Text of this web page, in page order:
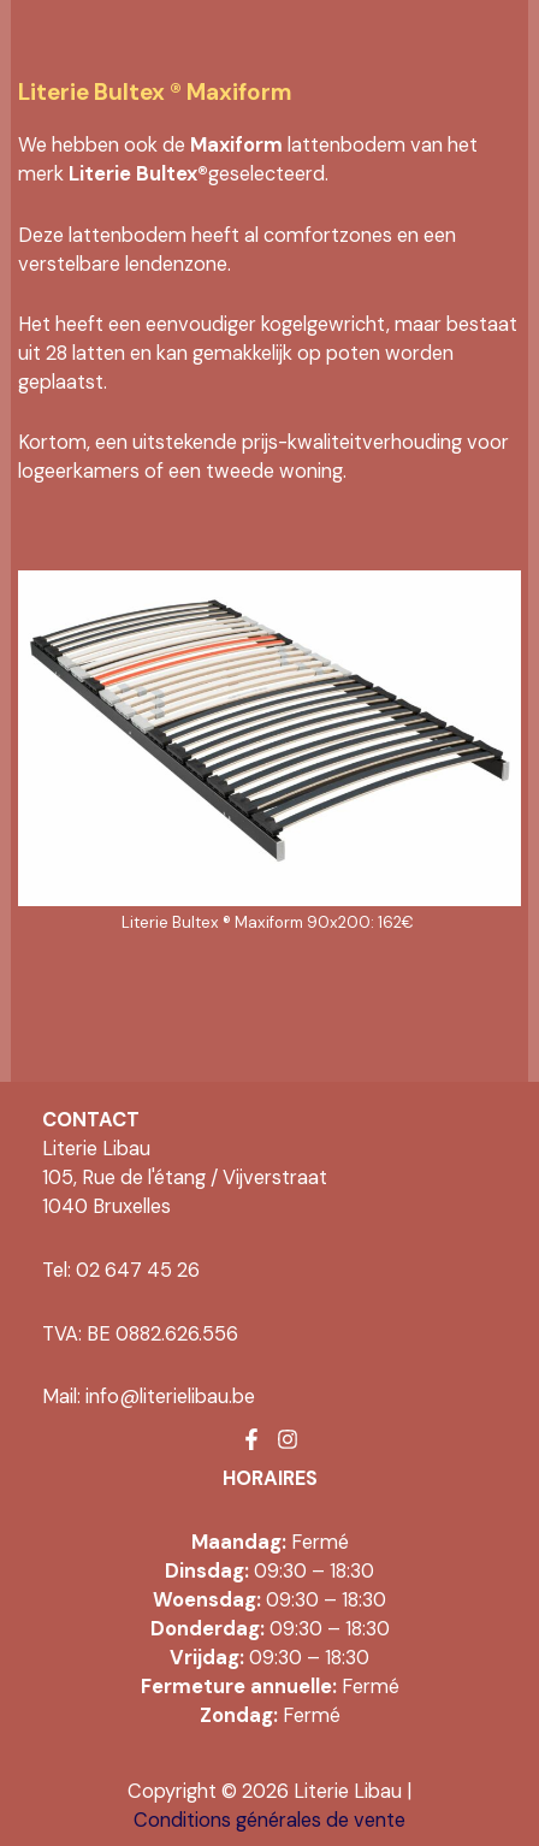
Literie Bultex ® Maxiform
We hebben ook de Maxiform lattenbodem van het
merk Literie Bultex®geselecteerd.
Deze lattenbodem heeft al comfortzones en een
verstelbare lendenzone.
Het heeft een eenvoudiger kogelgewricht, maar bestaat
uit 28 latten en kan gemakkelijk op poten worden
geplaatst.
Kortom, een uitstekende prijs-kwaliteitverhouding voor
logeerkamers of een tweede woning.
Literie Bultex ® Maxiform 90x200: 162€
CONTACT
Literie Libau
105, Rue de l'étang / Vijverstraat
1040 Bruxelles
Tel: 02 647 45 26
TVA: BE 0882.626.556
Mail: info@literielibau.be
HORAIRES
Maandag: Fermé
Dinsdag:09:30 – 18:30
Woensdag:09:30 – 18:30
Donderdag: 09:30 – 18:30
Vrijdag:09:30 – 18:30
Fermeture annuelle: Fermé
Zondag: Fermé
Copyright © 2026 Literie Libau |
Conditions générales de vente